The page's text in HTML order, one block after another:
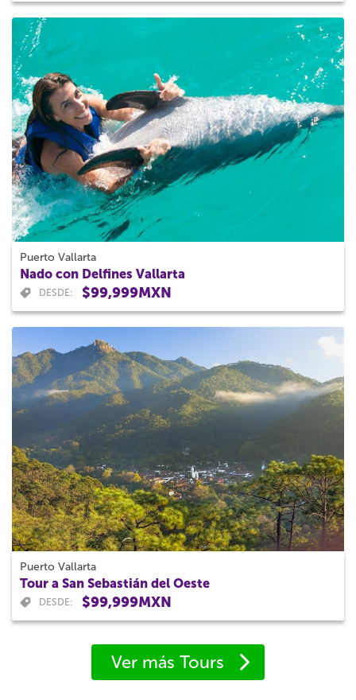
Puerto Vallarta
Nado con Delfines Vallarta
DESDE: $99,999MXN
Puerto Vallarta
Tour a San Sebastián del Oeste
DESDE: $99,999MXN
Ver más Tours